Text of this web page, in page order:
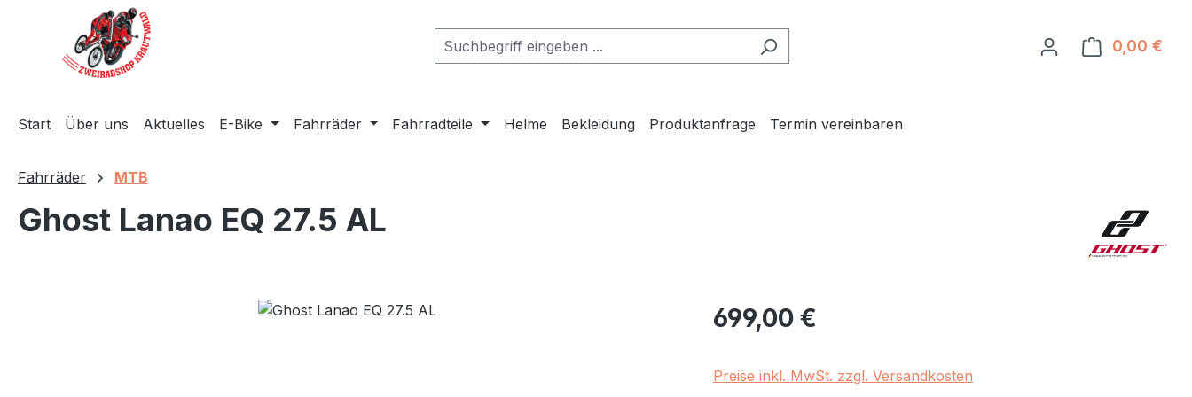
Hauptinhalt springen
Zur Suche springen
Zur Hauptnavigation springen
0,00 €
Start Über uns Aktuelles E-Bike Fahrräder Fahrradteile Helme Bekleidung Produktanfrage Termin vereinbaren
Fahrräder MTB
Ghost Lanao EQ 27.5 AL
Regulärer Preis:
699,00 €
Preise inkl. MwSt. zzgl. Versandkosten